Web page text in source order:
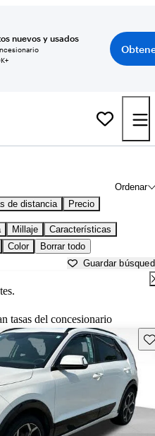
nuevos y usados
Ordenar
de distancia Precio
Millaje
Características
Color Borrar todo
Guardar
tasas del concesionario